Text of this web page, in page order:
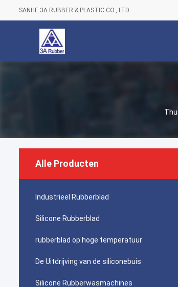
SANHE 3A RUBBER & PLASTIC CO., LTD.
Alle Producten
Industrieel Rubberblad
Silicone Rubberblad
rubberblad op hoge temperatuur
De Uitdrijving van de siliconebuis
Silicone Rubberwasmachines